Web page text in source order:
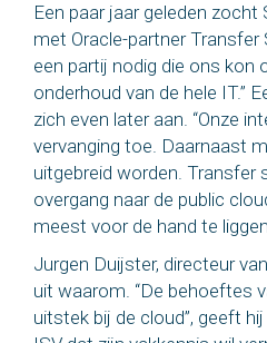
Een paar jaar geleden
met Oracle-partner Transfer
een partij nodig die ons kon
onderhoud van de hele IT.”
zich even later aan. “Onze
vervanging toe. Daarnaast
uitgebreid worden. Transfer
overgang naar de public
meest voor de hand te
Jurgen Duijster, directeur
uit waarom. “De behoeftes
uitstek bij de cloud”, geeft